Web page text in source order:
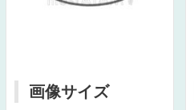
画像サイズ